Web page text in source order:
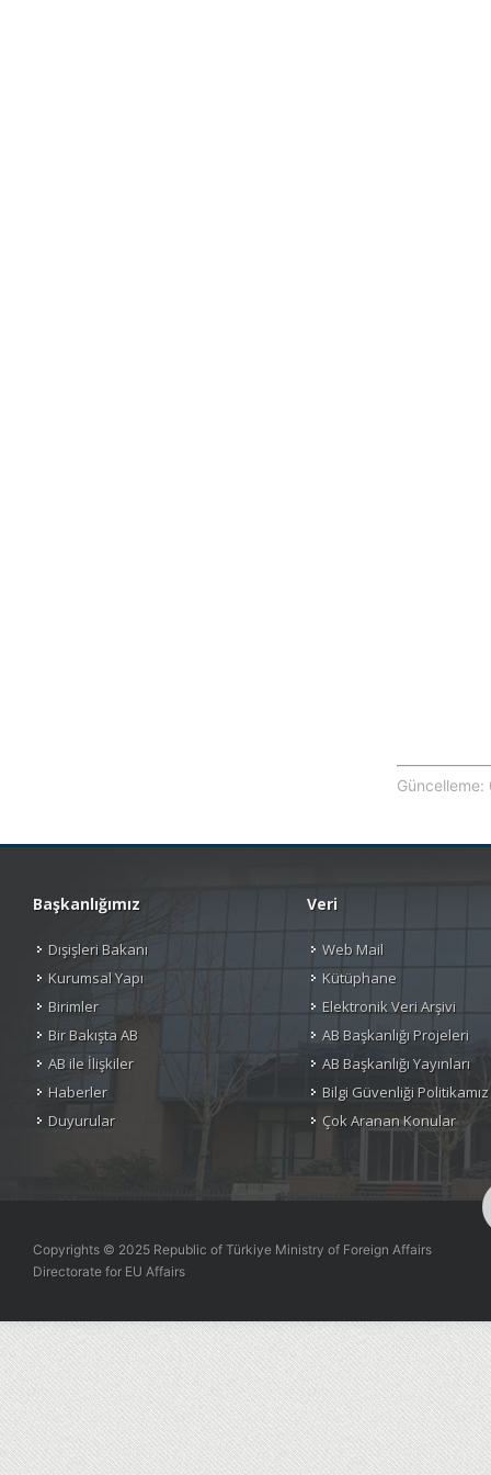
Başkanlığımız
Dışişleri Bakanı
Kurumsal Yapı
Birimler
Bir Bakışta AB
AB ile İlişkiler
Haberler
Duyurular
Veri
Web Mail
Kütüphane
Elektronik Veri Arşivi
AB Başkanlığı Projeleri
AB Başkanlığı Yayınları
Bilgi Güvenliği Politikamız
Çok Aranan Konular
Copyrights © 2025 Republic of Türkiye Ministry of Foreign Affairs
Directorate for EU Affairs